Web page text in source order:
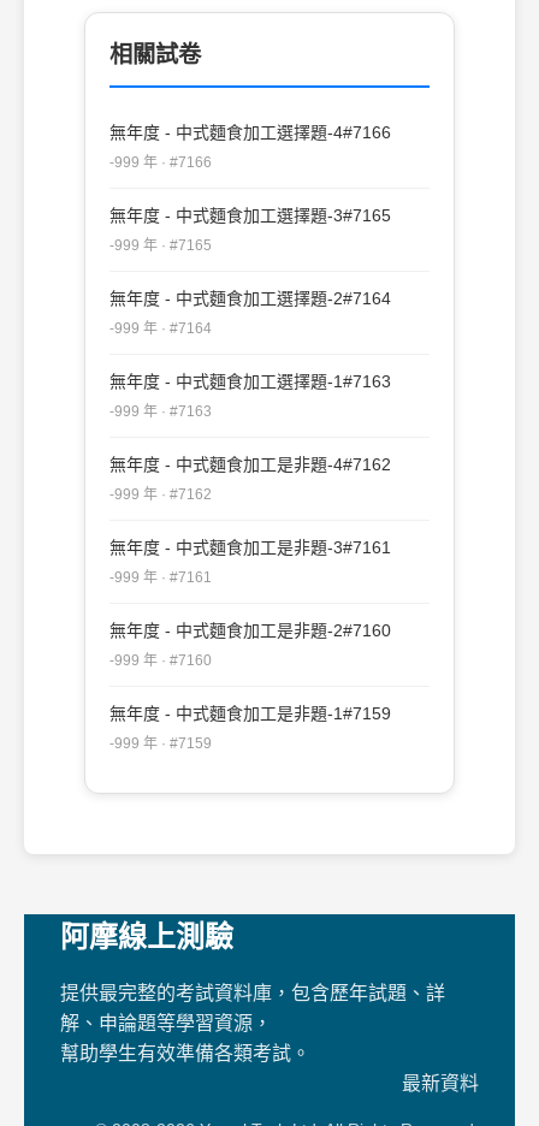
相關試卷
無年度 - 中式麵食加工選擇題-4#7166
-999 年 · #7166
無年度 - 中式麵食加工選擇題-3#7165
-999 年 · #7165
無年度 - 中式麵食加工選擇題-2#7164
-999 年 · #7164
無年度 - 中式麵食加工選擇題-1#7163
-999 年 · #7163
無年度 - 中式麵食加工是非題-4#7162
-999 年 · #7162
無年度 - 中式麵食加工是非題-3#7161
-999 年 · #7161
無年度 - 中式麵食加工是非題-2#7160
-999 年 · #7160
無年度 - 中式麵食加工是非題-1#7159
-999 年 · #7159
阿摩線上測驗
提供最完整的考試資料庫，包含歷年試題、詳
解、申論題等學習資源，
幫助學生有效準備各類考試。
最新資料